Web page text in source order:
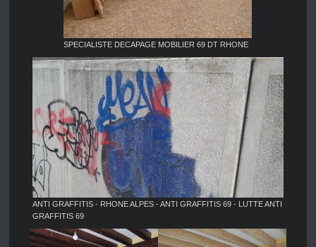
SPECIALISTE DECAPAGE MOBILIER 69 DT RHONE
ANTI GRAFFITIS - RHONE ALPES - ANTI GRAFFITIS 69 - LUTTE ANTI
GRAFFITIS 69